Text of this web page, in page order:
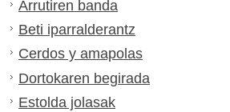
Arrutiren banda
Beti iparralderantz
Cerdos y amapolas
Dortokaren begirada
Estolda jolasak